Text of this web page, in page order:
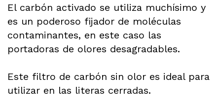
El carbón activado se utiliza muchísimo y
es un poderoso fijador de moléculas
contaminantes, en este caso las
portadoras de olores desagradables.
Este filtro de carbón sin olor es ideal para
utilizar en las literas cerradas.